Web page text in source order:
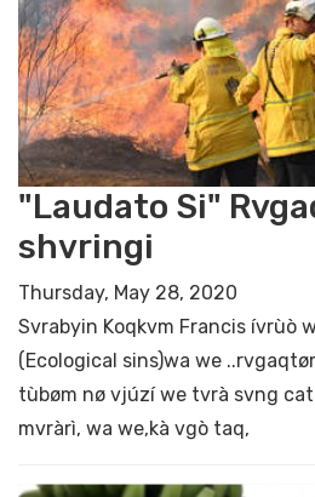
"Laudato Si"
shvringi
Thursday, May 28, 2020
Svrabyin Koqkvm Francis ívrùò
(Ecological sins)wa we
tùbøm nø vjúzí we tvrà svng
mvràrì, wa we,kà vgò taq,